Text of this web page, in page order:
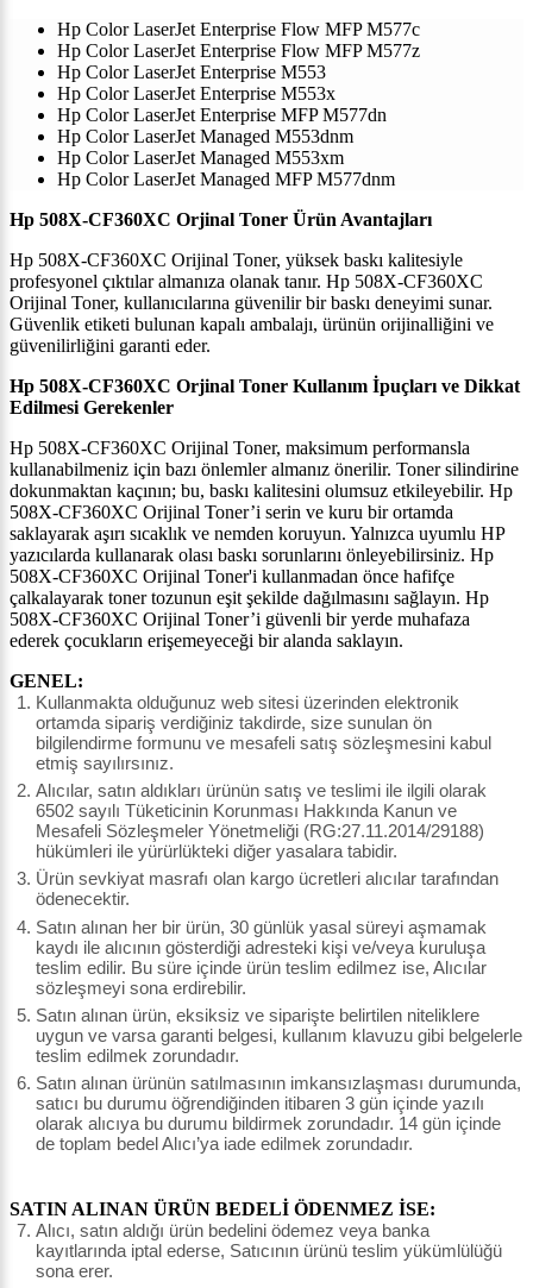
Hp Color LaserJet Enterprise Flow MFP M577c
Hp Color LaserJet Enterprise Flow MFP M577z
Hp Color LaserJet Enterprise M553
Hp Color LaserJet Enterprise M553x
Hp Color LaserJet Enterprise MFP M577dn
Hp Color LaserJet Managed M553dnm
Hp Color LaserJet Managed M553xm
Hp Color LaserJet Managed MFP M577dnm
Hp 508X-CF360XC Orjinal Toner Ürün Avantajları
Hp 508X-CF360XC Orijinal Toner, yüksek baskı kalitesiyle
profesyonel çıktılar almanıza olanak tanır. Hp 508X-CF360XC
Orijinal Toner, kullanıcılarına güvenilir bir baskı deneyimi sunar.
Güvenlik etiketi bulunan kapalı ambalajı, ürünün orijinalliğini ve
güvenilirliğini garanti eder.
Hp 508X-CF360XC Orjinal Toner Kullanım İpuçları ve Dikkat
Edilmesi Gerekenler
Hp 508X-CF360XC Orijinal Toner, maksimum performansla
kullanabilmeniz için bazı önlemler almanız önerilir. Toner silindirine
dokunmaktan kaçının; bu, baskı kalitesini olumsuz etkileyebilir. Hp
508X-CF360XC Orijinal Toner’i serin ve kuru bir ortamda
saklayarak aşırı sıcaklık ve nemden koruyun. Yalnızca uyumlu HP
yazıcılarda kullanarak olası baskı sorunlarını önleyebilirsiniz. Hp
508X-CF360XC Orijinal Toner'i kullanmadan önce hafifçe
çalkalayarak toner tozunun eşit şekilde dağılmasını sağlayın. Hp
508X-CF360XC Orijinal Toner’i güvenli bir yerde muhafaza
ederek çocukların erişemeyeceği bir alanda saklayın.
GENEL:
Kullanmakta olduğunuz web sitesi üzerinden elektronik
ortamda sipariş verdiğiniz takdirde, size sunulan ön
bilgilendirme formunu ve mesafeli satış sözleşmesini kabul
etmiş sayılırsınız.
Alıcılar, satın aldıkları ürünün satış ve teslimi ile ilgili olarak
6502 sayılı Tüketicinin Korunması Hakkında Kanun ve
Mesafeli Sözleşmeler Yönetmeliği (RG:27.11.2014/29188)
hükümleri ile yürürlükteki diğer yasalara tabidir.
Ürün sevkiyat masrafı olan kargo ücretleri alıcılar tarafından
ödenecektir.
Satın alınan her bir ürün, 30 günlük yasal süreyi aşmamak
kaydı ile alıcının gösterdiği adresteki kişi ve/veya kuruluşa
teslim edilir. Bu süre içinde ürün teslim edilmez ise, Alıcılar
sözleşmeyi sona erdirebilir.
Satın alınan ürün, eksiksiz ve siparişte belirtilen niteliklere
uygun ve varsa garanti belgesi, kullanım klavuzu gibi belgelerle
teslim edilmek zorundadır.
Satın alınan ürünün satılmasının imkansızlaşması durumunda,
satıcı bu durumu öğrendiğinden itibaren 3 gün içinde yazılı
olarak alıcıya bu durumu bildirmek zorundadır. 14 gün içinde
de toplam bedel Alıcı’ya iade edilmek zorundadır.
SATIN ALINAN ÜRÜN BEDELİ ÖDENMEZ İSE:
Alıcı, satın aldığı ürün bedelini ödemez veya banka
kayıtlarında iptal ederse, Satıcının ürünü teslim yükümlülüğü
sona erer.